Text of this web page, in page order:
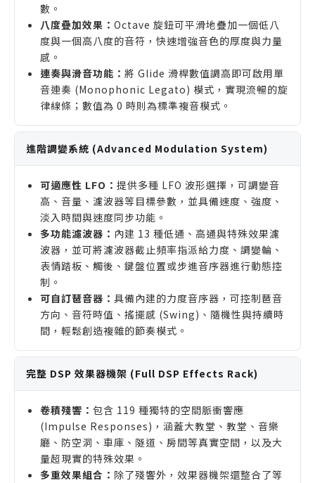
數。
八度疊加效果： Octave 旋鈕可平滑地疊加一個低八
度與一個高八度的音符，快速增強音色的厚度與力量
感。
連奏與滑音功能： 將 Glide 滑桿數值調高即可啟用單
音連奏 (Monophonic Legato) 模式，實現流暢的旋
律線條；數值為 0 時則為標準複音模式。
進階調變系統 (Advanced Modulation System)
可適應性 LFO： 提供多種 LFO 波形選擇，可調變音
高、音量、濾波器等目標參數，並具備速度、強度、
淡入時間與速度同步功能。
多功能濾波器： 內建 13 種低通、高通與特殊效果濾
波器，並可將濾波器截止頻率指派給力度、調變輪、
表情踏板、觸後、鍵盤位置或步進音序器進行動態控
制。
可自訂琶音器： 具備內建的力度音序器，可控制琶音
方向、音符時值、搖擺感 (Swing)、隨機性與持續時
間，輕鬆創造複雜的節奏模式。
完整 DSP 效果器機架 (Full DSP Effects Rack)
卷積殘響： 包含 119 種獨特的空間脈衝響應
(Impulse Responses)，涵蓋大教堂、教堂、音樂
廳、防空洞、車庫、隧道、房間等真實空間，以及大
量超現實的特殊效果。
多重效果組合： 除了殘響外，效果器機架還整合了等